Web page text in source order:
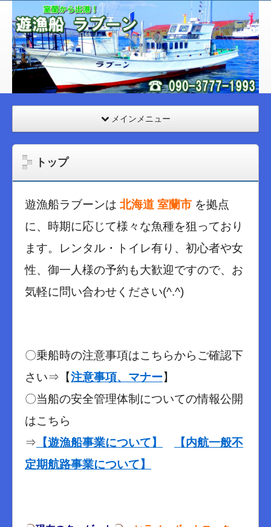
室
蘭
遊漁
船
ラブ
ーン
メインメニュー
トップ
遊漁船ラブーンは 北海道 室蘭市 を拠点
に、時期に応じて様々な魚種を狙っており
ます。 レンタル・トイレ有り、初心者や女
性、御一人様の予約も大歓迎ですので、お
気軽に問い合わせください(^.^)
〇乗船時の注意事項はこちらからご確認下
さい⇒【注意事項、マナー】
〇当船の安全管理体制についての情報公開
はこちら
⇒ 【遊漁船事業について】
【内航一般不
定期航路事業について】